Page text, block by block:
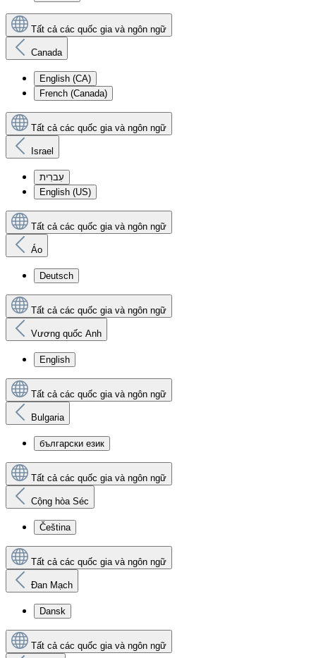
Tất cả các quốc gia và ngôn ngữ
Canada
English (CA)
French (Canada)
Tất cả các quốc gia và ngôn ngữ
Israel
עִברִית
English (US)
Tất cả các quốc gia và ngôn ngữ
Áo
Deutsch
Tất cả các quốc gia và ngôn ngữ
Vương quốc Anh
English
Tất cả các quốc gia và ngôn ngữ
Bulgaria
български език
Tất cả các quốc gia và ngôn ngữ
Cộng hòa Séc
Čeština
Tất cả các quốc gia và ngôn ngữ
Đan Mạch
Dansk
Tất cả các quốc gia và ngôn ngữ